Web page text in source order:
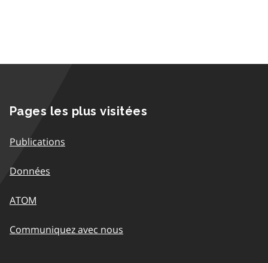
Pages les plus visitées
Publications
Données
ATOM
Communiquez avec nous